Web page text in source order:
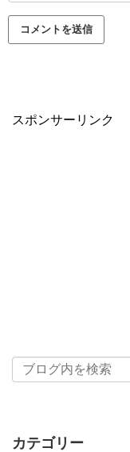
スポンサーリンク
カテゴリー